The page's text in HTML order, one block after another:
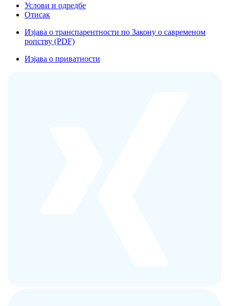
Услови и одредбе
Отисак
Изјава о транспарентности по Закону о савременом
ропству (PDF)
Изјава о приватности